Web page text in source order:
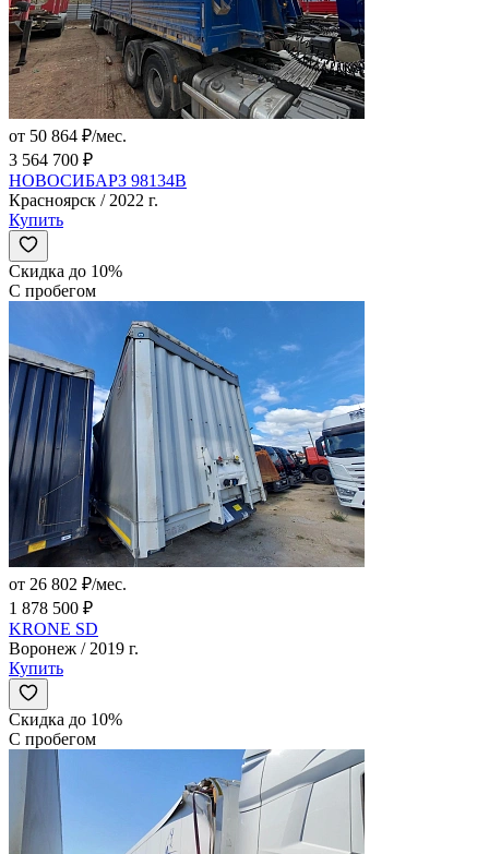
от 50 864 ₽/мес.
3 564 700 ₽
НОВОСИБАРЗ 98134B
Красноярск / 2022 г.
Купить
Скидка до 10%
С пробегом
от 26 802 ₽/мес.
1 878 500 ₽
KRONE SD
Воронеж / 2019 г.
Купить
Скидка до 10%
С пробегом